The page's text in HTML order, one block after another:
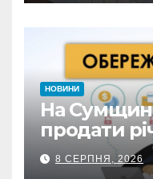
НОВИНИ
На Сумщині
продати
втратив
карток
8 СЕРПНЯ, 2026